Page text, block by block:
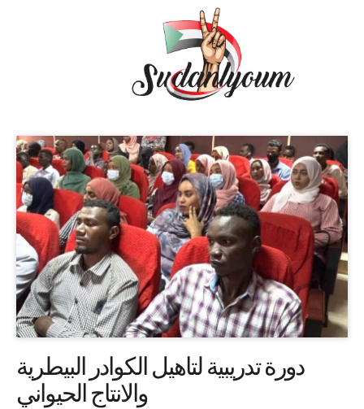
دورة تدريبية لتاهيل الكوادر البيطرية
والانتاج الحيواني